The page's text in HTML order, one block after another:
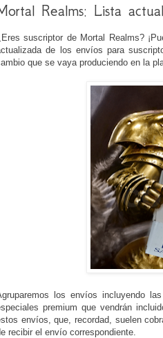
Realms: Lista
suscriptor de Mortal Realms?
de los envíos para
que se vaya produciendo en la
los envíos incluyendo
premium que vendrán
envíos, que, recordad, suelen
recibir el envío correspondiente.